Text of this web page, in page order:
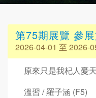
第75期展覽 參
2026-04-01 至 2026-
原來只是我杞人憂
溫習 / 羅子涵 (F5)